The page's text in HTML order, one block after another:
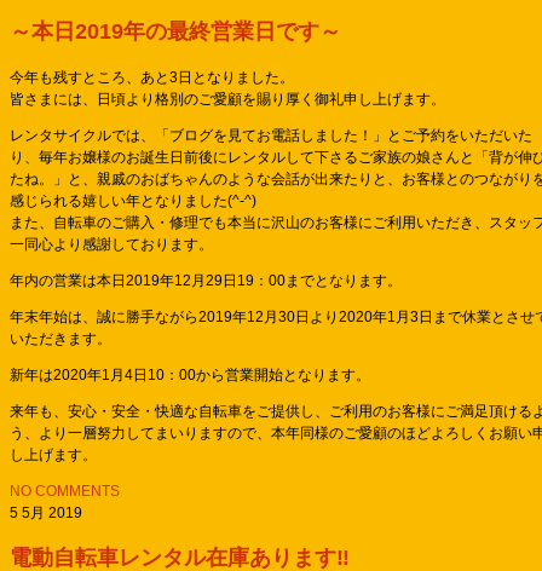
～本日2019年の最終営業日です～
今年も残すところ、あと3日となりました。
皆さまには、日頃より格別のご愛顧を賜り厚く御礼申し上げます。
レンタサイクルでは、「ブログを見てお電話しました！」とご予約をいただいた
り、 毎年お嬢様のお誕生日前後にレンタルして下さるご家族の娘さんと「背が伸
たね。」と、親戚のおばちゃんのような会話が出来たりと、お客様とのつながり
感じられる嬉しい年となりました(^-^)
また、自転車のご購入・修理でも本当に沢山のお客様にご利用いただき、スタッ
一同心より感謝しております。
年内の営業は本日2019年12月29日19：00までとなります。
年末年始は、誠に勝手ながら2019年12月30日より2020年1月3日まで休業とさせ
いただきます。
新年は2020年1月4日10：00から営業開始となります。
来年も、安心・安全・快適な自転車をご提供し、ご利用のお客様にご満足頂ける
う、より一層努力してまいりますので、本年同様のご愛顧のほどよろしくお願い
し上げます。
NO COMMENTS
5 5月 2019
電動自転車レンタル在庫あります‼